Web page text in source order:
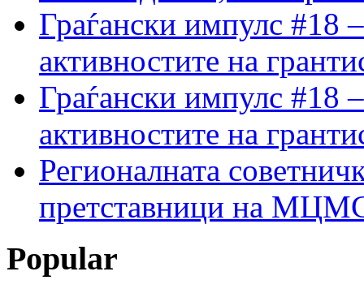
Граѓански импулс #18
активностите на
Граѓански импулс #18
активностите на
Регионалната
претставници на МЦМС
Popular